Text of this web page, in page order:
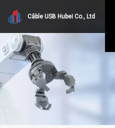
Câble USB Hubei Co., Ltd